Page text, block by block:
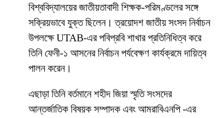
বিশ্ববিদ্যালয়ের জাতীয়তাবাদী শিক্ষক-পরিমণ্ডলের সঙ্গে
সক্রিয়ভাবে যুক্ত ছিলেন। ত্রয়োদশ জাতীয় সংসদ নির্বাচন
উপলক্ষে UTAB-এর পবিপ্রবি শাখার প্রতিনিধিত্ব করে
তিনি ফেনী-১ আসনের নির্বাচন পর্যবেক্ষণ কার্যক্রমে দায়িত্ব
পালন করেন।
এছাড়া তিনি বর্তমানে শহীদ জিয়া স্মৃতি সংসদের
আন্তর্জাতিক বিষয়ক সম্পাদক এবং আমরাবিএনপি -এর